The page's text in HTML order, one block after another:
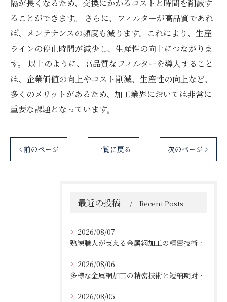
隔が長くなるため、交換にかかるコストと時間を削減す
ることができます。 さらに、フィルターが高品質であれ
ば、メンテナンスの頻度も減ります。これにより、生産
ラインの停止時間が減少し、生産性の向上につながりま
す。 以上のように、高品質なフィルターを導入すること
は、企業価値の向上やコスト削減、生産性の向上など、
多くのメリットがあるため、加工業界においては非常に
重要な課題となっています。
< 前のページ 一覧に戻る 次のページ >
最近の投稿 Recent Posts
2026/08/07
熟練職人が支える金属網加工の精密技術と柔軟対応
2026/08/06
多様な金属網加工の精密技術と短納期対応の実例
2026/08/05